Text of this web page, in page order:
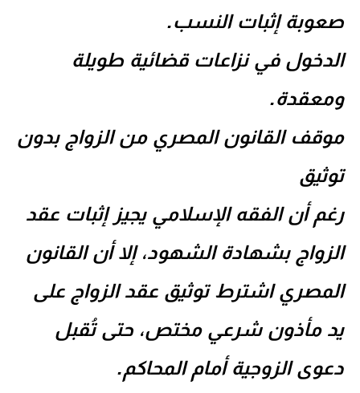
صعوبة إثبات النسب.
الدخول في نزاعات قضائية طويلة
ومعقدة.
موقف القانون المصري من الزواج بدون
توثيق
رغم أن الفقه الإسلامي يجيز إثبات عقد
الزواج بشهادة الشهود، إلا أن القانون
المصري اشترط توثيق عقد الزواج على
يد مأذون شرعي مختص، حتى تُقبل
دعوى الزوجية أمام المحاكم.